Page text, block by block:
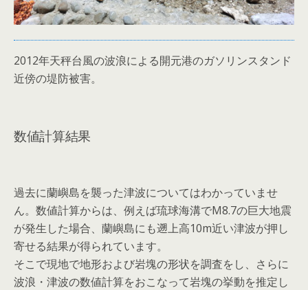
2012年天秤台風の波浪による開元港のガソリンスタンド
近傍の堤防被害。
数値計算結果
過去に蘭嶼島を襲った津波についてはわかっていませ
ん。数値計算からは、例えば琉球海溝でM8.7の巨大地震
が発生した場合、蘭嶼島にも遡上高10m近い津波が押し
寄せる結果が得られています。
そこで現地で地形および岩塊の形状を調査をし、さらに
波浪・津波の数値計算をおこなって岩塊の挙動を推定し